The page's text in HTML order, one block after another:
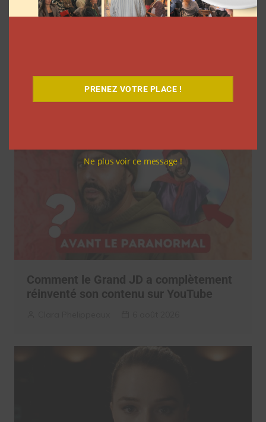
inédit
La rédaction 7 août 2026
Comment le Grand JD a complètement
réinventé son contenu sur YouTube
PRENEZ VOTRE PLACE !
Ne plus voir ce message !